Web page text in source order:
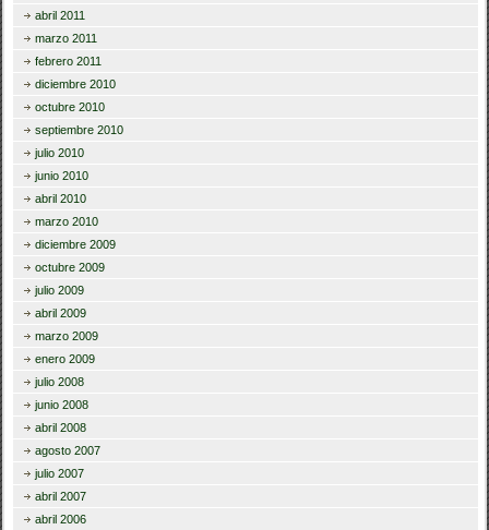
abril 2011
marzo 2011
febrero 2011
diciembre 2010
octubre 2010
septiembre 2010
julio 2010
junio 2010
abril 2010
marzo 2010
diciembre 2009
octubre 2009
julio 2009
abril 2009
marzo 2009
enero 2009
julio 2008
junio 2008
abril 2008
agosto 2007
julio 2007
abril 2007
abril 2006